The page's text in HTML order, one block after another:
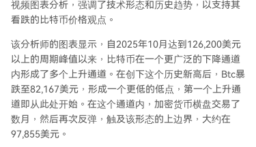
视频图表分析，强调了技术形态和历史趋势，以支持其
看跌的比特币价格观点。
该分析师的图表显示，自2025年10月达到 126,200美元
以上的周期峰值以来，比特币在一个更广泛的下降通道
内形成了多个 上升通道 。在创下这个历史新高后，Btc暴
跌至82,167美元，形成一个更低的低点，第一个上升通
道即从此处开始。在这个通道内，加密货币横盘交易了
数月，然后再次反弹，触及该形态的上边界，大约在
97,855美元。